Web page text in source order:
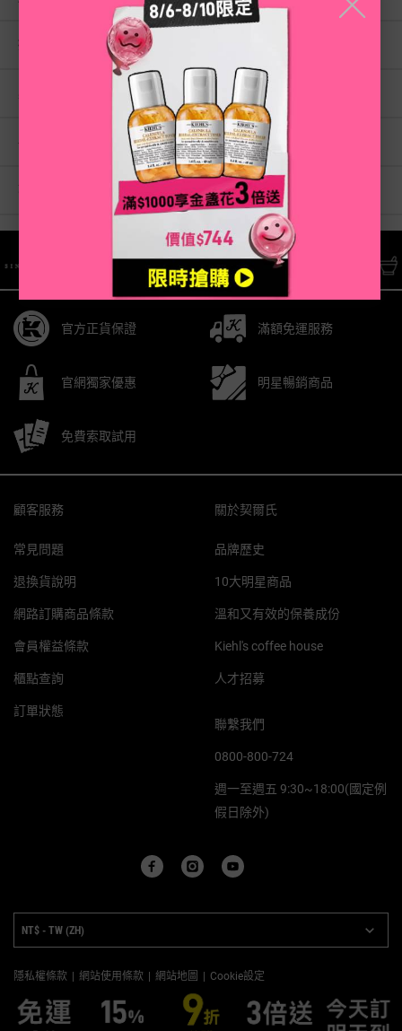
換貨
客戶服務
準據法及管轄法院
官方正貨保證 滿額免運服務
官網獨家優惠 明星暢銷商品
免費索取試用
顧客服務
常見問題
退換貨說明
網路訂購商品條款
會員權益條款
櫃點查詢
訂單狀態
關於契爾氏
品牌歷史
10大明星商品
溫和又有效的保養成份
Kiehl's coffee house
人才招募
聯繫我們
0800-800-724
週一至週五 9:30~18:00(國定例
假日除外)
NT$ - TW (ZH)
Copyright © 2023 Kiehl’s Since 1851.
隱私權條款 網站使用條款 網站地圖 Cookie設定
╳